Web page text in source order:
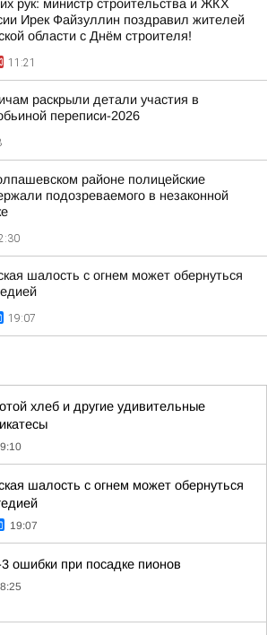
рук: министр строительства и ЖКХ
Ирек Файзуллин поздравил жителей
области с Днём строителя!
11:21
раскрыли детали участия в
переписи-2026
районе полицейские
подозреваемого в незаконной
шалость с огнем может обернуться
19:07
хлеб и другие удивительные
шалость с огнем может обернуться
19:07
ошибки при посадке пионов